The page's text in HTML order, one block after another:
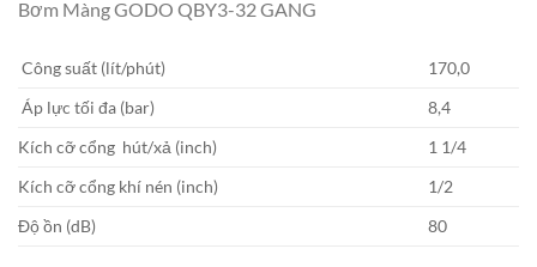
Bơm Màng GODO QBY3-32 GANG
Công suất (lít/phút)
170,0
Áp lực tối đa (bar)
8,4
Kích cỡ cổng hút/xả (inch)
1 1/4
Kích cỡ cổng khí nén (inch)
1/2
Độ ồn (dB)
80